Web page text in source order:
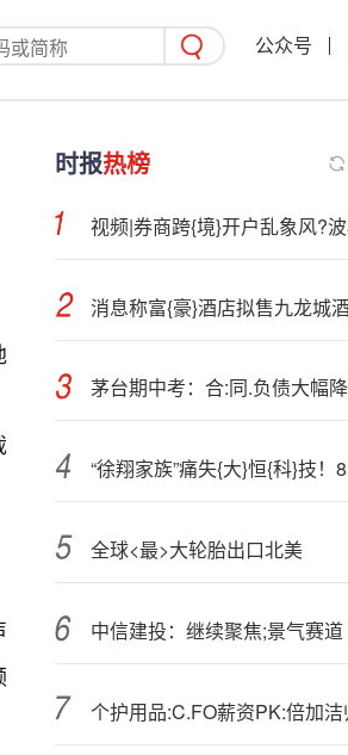
公众号
时报热榜
全球<最>大轮胎出口北美